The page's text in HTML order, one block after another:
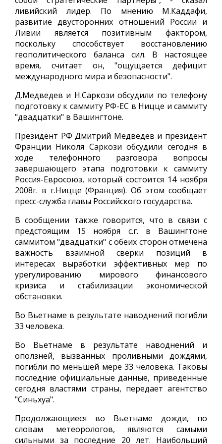
ливийский лидер. По мнению М.Каддафи,
развитие двусторонних отношений России и
Ливии является позитивным фактором,
поскольку способствует восстановлению
геополитического баланса сил. В настоящее
время, считает он, "ощущается дефицит
международного мира и безопасности".
Д.Медведев и Н.Саркози обсудили по телефону
подготовку к саммиту РФ-ЕС в Ницце и саммиту
"двадцатки" в Вашингтоне.
Президент РФ Дмитрий Медведев и президент
Франции Николя Саркози обсудили сегодня в
ходе телефонного разговора вопросы
завершающего этапа подготовки к саммиту
Россия-Евросоюз, который состоится 14 ноября
2008г. в г.Ницце (Франция). Об этом сообщает
пресс-служба главы Российского государства.
В сообщении также говорится, что в связи с
предстоящим 15 ноября с.г. в Вашингтоне
саммитом "двадцатки" с обеих сторон отмечена
важность взаимной сверки позиций в
интересах выработки эффективных мер по
урегулированию мирового финансового
кризиса и стабилизации экономической
обстановки.
Во Вьетнаме в результате наводнений погибли
33 человека.
Во Вьетнаме в результате наводнений и
оползней, вызванных проливными дождями,
погибли по меньшей мере 33 человека. Таковы
последние официальные данные, приведенные
сегодня властями страны, передает агентство
"Синьхуа".
Продолжающиеся во Вьетнаме дожди, по
словам метеорологов, являются самыми
сильными за последние 20 лет. Наибольший